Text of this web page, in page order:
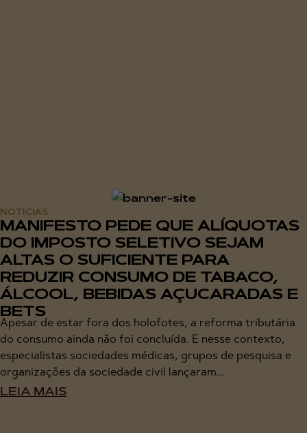
NOTÍCIAS
MANIFESTO PEDE QUE ALÍQUOTAS
DO IMPOSTO SELETIVO SEJAM
ALTAS O SUFICIENTE PARA
REDUZIR CONSUMO DE TABACO,
ÁLCOOL, BEBIDAS AÇUCARADAS E
BETS
Apesar de estar fora dos holofotes, a reforma tributária
do consumo ainda não foi concluída. E nesse contexto,
especialistas sociedades médicas, grupos de pesquisa e
organizações da sociedade civil lançaram...
LEIA MAIS